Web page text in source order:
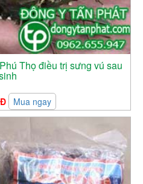
Thọ điều trị sưng vú sau
Mua ngay